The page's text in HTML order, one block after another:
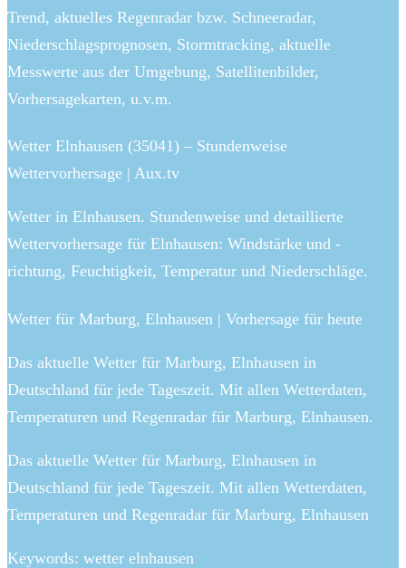
Trend, aktuelles Regenradar bzw. Schneeradar,
Niederschlagsprognosen, Stormtracking, aktuelle
Messwerte aus der Umgebung, Satellitenbilder,
Vorhersagekarten, u.v.m.
Wetter Elnhausen (35041) – Stundenweise
Wettervorhersage | Aux.tv
Wetter in Elnhausen. Stundenweise und detaillierte
Wettervorhersage für Elnhausen: Windstärke und -
richtung, Feuchtigkeit, Temperatur und Niederschläge.
Wetter für Marburg, Elnhausen | Vorhersage für heute
Das aktuelle Wetter für Marburg, Elnhausen in
Deutschland für jede Tageszeit. Mit allen Wetterdaten,
Temperaturen und Regenradar für Marburg, Elnhausen.
Das aktuelle Wetter für Marburg, Elnhausen in
Deutschland für jede Tageszeit. Mit allen Wetterdaten,
Temperaturen und Regenradar für Marburg, Elnhausen
Keywords: wetter elnhausen